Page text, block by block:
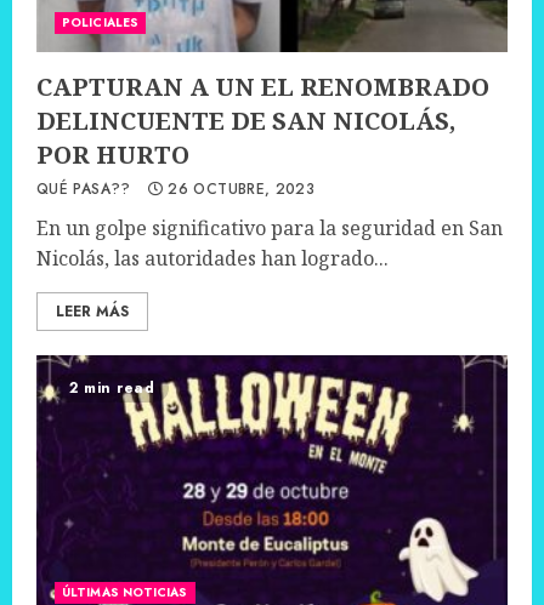
POLICIALES
CAPTURAN A UN EL RENOMBRADO
DELINCUENTE DE SAN NICOLÁS,
POR HURTO
QUÉ PASA?? 26 OCTUBRE, 2023
En un golpe significativo para la seguridad en San
Nicolás, las autoridades han logrado...
LEER MÁS
2 min read
ÚLTIMAS NOTICIAS